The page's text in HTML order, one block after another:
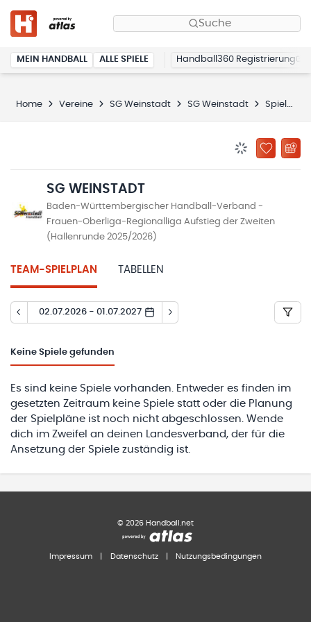
Suche
MEIN HANDBALL ALLE SPIELE Handball360 Registrierung
Home Vereine SG Weinstadt SG Weinstadt Spielplan
ZU
SG WEINSTADT
Baden-Württembergischer Handball-Verband -
Frauen-Oberliga-Regionalliga Aufstieg der Zweiten
(Hallenrunde 2025/2026)
TEAM-SPIELPLAN TABELLEN
02.07.2026 - 01.07.2027
Keine Spiele gefunden
Es sind keine Spiele vorhanden. Entweder es finden im
gesetzten Zeitraum keine Spiele statt oder die Planung
der Spielpläne ist noch nicht abgeschlossen. Wende
dich im Zweifel an deinen Landesverband, der für die
Ansetzung der Spiele zuständig ist.
© 2026 Handball.net
Impressum Datenschutz Nutzungsbedingungen